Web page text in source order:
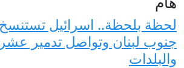
لحظة بلحظة.. اسرائيل
جنوب لبنان وتواصل تدمير
والبلدات